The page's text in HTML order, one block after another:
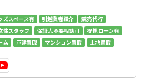
ズスペース有 引越業者紹介
競売代行
性スタッフ 保証人不要相談可
提携ローン有
ム 戸建買取 マンション買取 土地買取